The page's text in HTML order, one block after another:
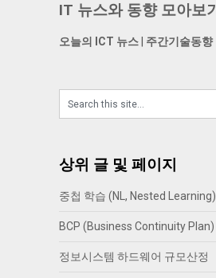
IT 뉴스와 동향 모아보기
오늘의 ICT 뉴스| 주간기술동향
상위 글 및 페이지
중첩 학습 (NL, Nested Learning)
BCP (Business Continuity Plan)
정보시스템 하드웨어 규모산정